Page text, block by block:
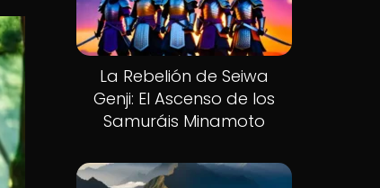
La Rebelión de Seiwa
Genji: El Ascenso de los
Samuráis Minamoto